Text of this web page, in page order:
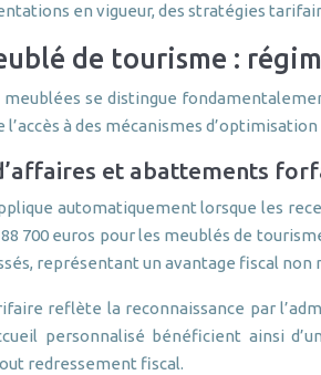
en vigueur, des stratégies
de tourisme :
se distingue
à des mécanismes
et abattements
automatiquement lorsque les
700 euros pour les meublés de
représentant un avantage fiscal non
reflète la reconnaissance par
personnalisé bénéficient ainsi
redressement fiscal.